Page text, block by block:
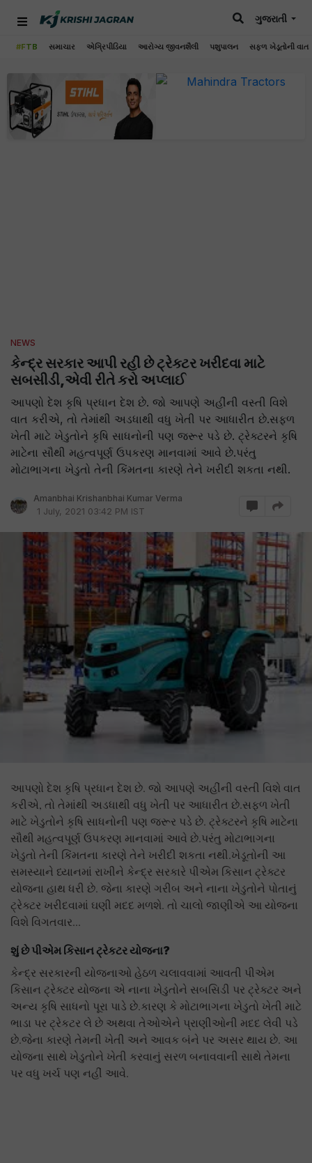
#FTB સમાચાર એગ્રિપીડિયા આરોગ્ય જીવનશૈલી પશુપાલન સફળ ખેડૂતોની વાત
ગુજરાતી
NEWS
કેન્દ્ર સરકાર આપી રહી છે ટ્રેક્ટર ખરીદવા માટે
સબસીડી,એવી રીતે કરો અપ્લાઈ
આપણો દેશ કૃષિ પ્રધાન દેશ છે. જો આપણે અહીંની વસ્તી વિશે
વાત કરીએ, તો તેમાંથી અડધાથી વધુ ખેતી પર આધારીત છે.સફળ
ખેતી માટે ખેડુતોને કૃષિ સાધનોની પણ જરૂર પડે છે. ટ્રેક્ટરને કૃષિ
માટેના સૌથી મહત્વપૂર્ણ ઉપકરણ માનવામાં આવે છે.પરંતુ
મોટાભાગના ખેડુતો તેની કિંમતના કારણે તેને ખરીદી શકતા નથી.
Amanbhai Krishanbhai Kumar Verma
1 July, 2021 03:42 PM IST
આપણો દેશ કૃષિ પ્રધાન દેશ છે. જો આપણે અહીંની વસ્તી વિશે વાત
કરીએ, તો તેમાંથી અડધાથી વધુ ખેતી પર આધારીત છે.સફળ ખેતી
માટે ખેડુતોને કૃષિ સાધનોની પણ જરૂર પડે છે. ટ્રેક્ટરને કૃષિ માટેના
સૌથી મહત્વપૂર્ણ ઉપકરણ માનવામાં આવે છે.પરંતુ મોટાભાગના
ખેડુતો તેની કિંમતના કારણે તેને ખરીદી શકતા નથી.ખેડૂતોની આ
સમસ્યાને ધ્યાનમાં રાખીને કેન્દ્ર સરકારે પીએમ કિસાન ટ્રેક્ટર
યોજના હાથ ધરી છે. જેના કારણે ગરીબ અને નાના ખેડુતોને પોતાનું
ટ્રેક્ટર ખરીદવામાં ઘણી મદદ મળશે. તો ચાલો જાણીએ આ યોજના
વિશે વિગતવાર...
શું છે પીએમ કિસાન ટ્રેકટર યોજના?
કેન્દ્ર સરકારની યોજનાઓ હેઠળ ચલાવવામાં આવતી પીએમ
કિસાન ટ્રેક્ટર યોજના એ નાના ખેડુતોને સબસિડી પર ટ્રેક્ટર અને
અન્ય કૃષિ સાધનો પૂરા પાડે છે.કારણ કે મોટાભાગના ખેડુતો ખેતી માટે
ભાડા પર ટ્રેકટર લે છે અથવા તેઓએને પ્રાણીઓની મદદ લેવી પડે
છે.જેના કારણે તેમની ખેતી અને આવક બંને પર અસર થાય છે. આ
યોજના સાથે ખેડુતોને ખેતી કરવાનું સરળ બનાવવાની સાથે તેમના
પર વધુ ખર્ચ પણ નહીં આવે.